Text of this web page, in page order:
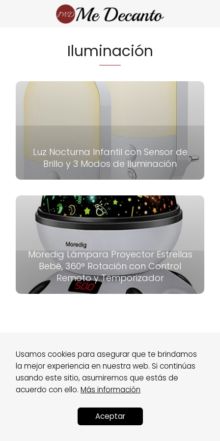
Iluminación
Luz Nocturna Infantil con Sensor de
Brillo y 3 Modos de Iluminación
Moredig Lámpara Proyector Estrellas
Bebé, 360° Rotación con Control
Remoto y Temporizador
Sobre Nosotros Aviso Legal
Política de Privacidad
Política de Afiliado
Política de Cookies
FQA
Contacto
Usamos cookies para asegurar que te brindamos
la mejor experiencia en nuestra web. Si continúas
usando este sitio, asumiremos que estás de
acuerdo con ello. Más información
Aceptar